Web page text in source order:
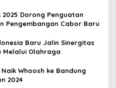
2025 Dorong Penguatan
Pengembangan Cabor Baru
Baru Jalin Sinergitas
Melalui Olahraga
Whoosh ke Bandung
2024